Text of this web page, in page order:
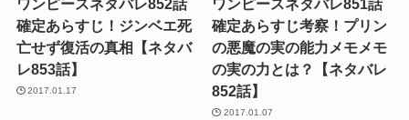
ワンピースネタバレ852話
確定あらすじ！ジンベエ死
亡せず復活の真相【ネタバ
レ853話】
2017.01.17
ワンピースネタバレ851話
確定あらすじ考察！プリン
の悪魔の実の能力メモメモ
の実の力とは？【ネタバレ
852話】
2017.01.07